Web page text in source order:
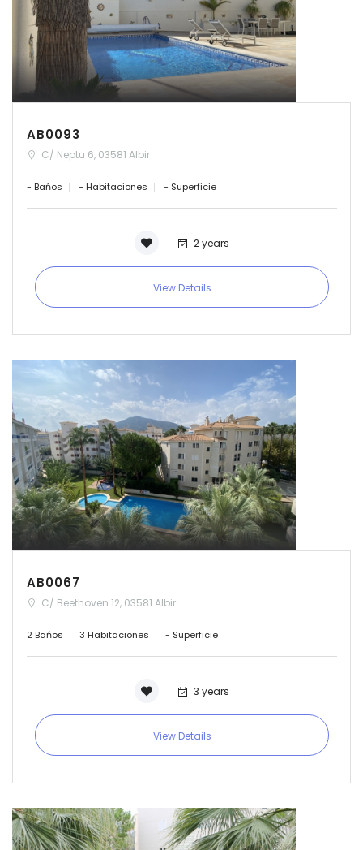
AB0093
C/ Neptu 6, 03581 Albir
- Bańos - Habitaciones - Superficie
2 years
View Details
AB0067
C/ Beethoven 12, 03581 Albir
2 Bańos 3 Habitaciones - Superficie
3 years
View Details